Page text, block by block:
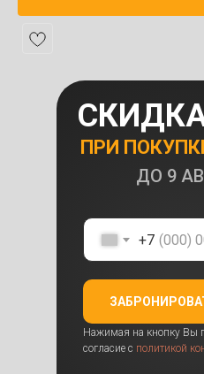
ПРИ
ДО 9
+7
Нажимая на кнопку Вы
согласие с политикой